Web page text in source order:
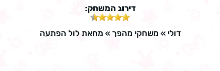
דירוג המשחק:
דולי » משחקי מהפך » מחאת לול הפתעה